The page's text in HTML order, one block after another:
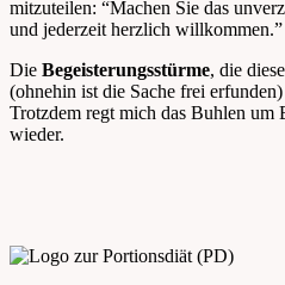
mitzuteilen: “Machen Sie das
und jederzeit herzlich willkommen.”
Die Begeisterungsstürme, die
(ohnehin ist die Sache frei
Trotzdem regt mich das Buhlen um
wieder.